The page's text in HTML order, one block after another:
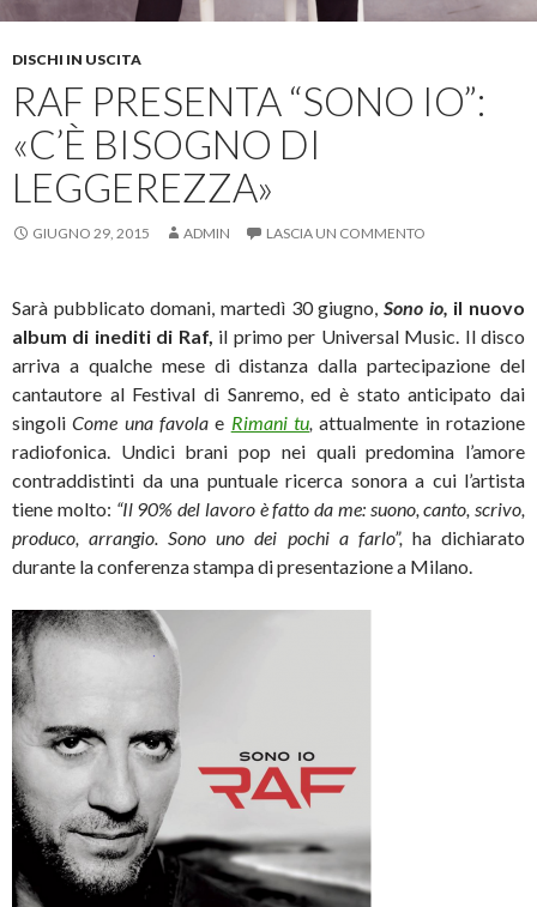
DISCHI IN USCITA
RAF PRESENTA “SONO IO”:
«C’È BISOGNO DI
LEGGEREZZA»
GIUGNO 29, 2015 ADMIN LASCIA UN COMMENTO
Sarà pubblicato domani, martedì 30 giugno, Sono io, il nuovo
album di inediti di Raf, il primo per Universal Music. Il disco
arriva a qualche mese di distanza dalla partecipazione del
cantautore al Festival di Sanremo, ed è stato anticipato dai
singoliCome una favolae Rimani tu ,attualmente in rotazione
radiofonica. Undici brani pop nei quali predomina l’amore
contraddistinti da una puntuale ricerca sonora a cui l’artista
tiene molto: “Il 90% del lavoro è fatto da me: suono, canto, scrivo,
produco, arrangio. Sono uno dei pochi a farlo”, ha dichiarato
durante la conferenza stampa di presentazione a Milano.